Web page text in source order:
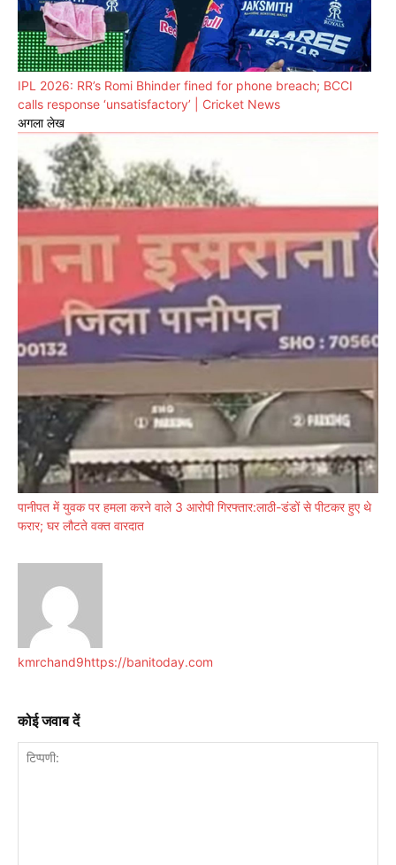
IPL 2026: RR’s Romi Bhinder fined for phone breach; BCCI
calls response ‘unsatisfactory’ | Cricket News
अगला लेख
पानीपत में युवक पर हमला करने वाले 3 आरोपी गिरफ्तार:लाठी-डंडों से पीटकर हुए थे
फरार; घर लौटते वक्त वारदात
kmrchand9https://banitoday.com
कोई जवाब दें